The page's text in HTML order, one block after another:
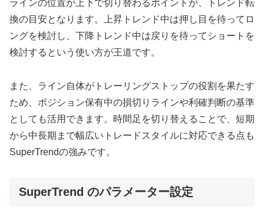
ラインの位置が上下で切り替わるポイントが、トレンド転
換の目安となります。上昇トレンド中は押し目を待ってロ
ングを検討し、下降トレンド中は戻りを待ってショートを
検討するという使い方が王道です。
また、ライン自体がトレーリングストップの役割を果たす
ため、ポジション保有中の損切りラインや利確判断の基準
としても活用できます。時間足を切り替えることで、短期
から中長期まで幅広いトレードスタイルに対応できる点も
SuperTrendの強みです。
SuperTrend のパラメーター設定